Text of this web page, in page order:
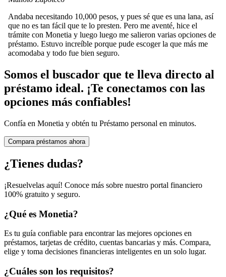
Andaba necesitando 10,000 pesos, y pues sé que es una lana, así
que no es tan fácil que te lo presten. Pero me aventé, hice el
trámite con Monetia y luego luego me salieron varias opciones de
préstamo. Estuvo increíble porque pude escoger la que más me
acomodaba y todo fue bien seguro.
Somos el buscador que te lleva directo al
préstamo ideal. ¡Te conectamos con las
opciones más confiables!
Confía en Monetia y obtén tu Préstamo personal en minutos.
Compara préstamos ahora
¿Tienes dudas?
¡Resuelvelas aquí! Conoce más sobre nuestro portal financiero
100% gratuito y seguro.
¿Qué es Monetia?
Es tu guía confiable para encontrar las mejores opciones en
préstamos, tarjetas de crédito, cuentas bancarias y más. Compara,
elige y toma decisiones financieras inteligentes en un solo lugar.
¿Cuáles son los requisitos?